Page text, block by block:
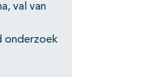
val van
onderzoek